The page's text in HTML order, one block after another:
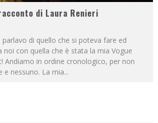
di Laura Renieri
di quello che si poteva fare ed
noi con quella che è stata la mia Vogue
Andiamo in ordine cronologico, per non
e nessuno. La mia...